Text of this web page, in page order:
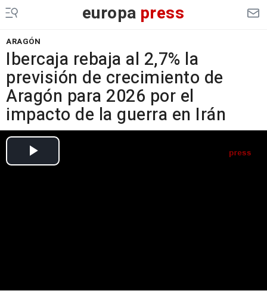
europa press
ARAGÓN
Ibercaja rebaja al 2,7% la
previsión de crecimiento de
Aragón para 2026 por el
impacto de la guerra en Irán